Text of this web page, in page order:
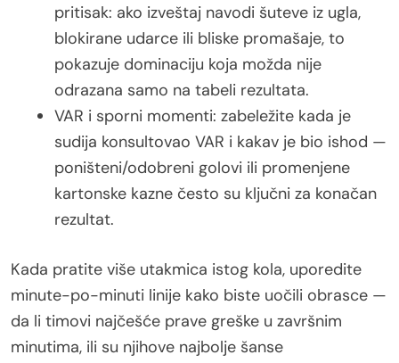
pritisak: ako izveštaj navodi šuteve iz ugla,
blokirane udarce ili bliske promašaje, to
pokazuje dominaciju koja možda nije
odrazana samo na tabeli rezultata.
VAR i sporni momenti: zabeležite kada je
sudija konsultovao VAR i kakav je bio ishod —
poništeni/odobreni golovi ili promenjene
kartonske kazne često su ključni za konačan
rezultat.
Kada pratite više utakmica istog kola, uporedite
minute-po-minuti linije kako biste uočili obrasce —
da li timovi najčešće prave greške u završnim
minutima, ili su njihove najbolje šanse